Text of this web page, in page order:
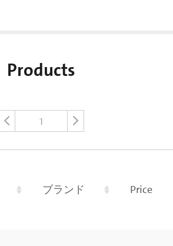
Products
1
ブランド Price